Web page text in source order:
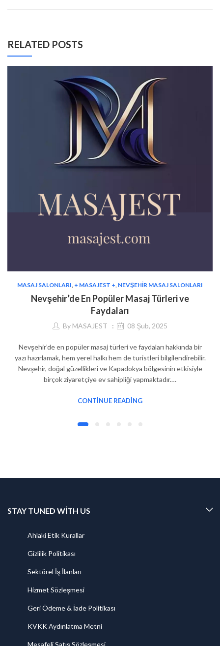
RELATED POSTS
MASAJ SALONLARI + MASAJEST + NEVŞEHIR MASAJ SALONLARI
Nevşehir’de En Popüler Masaj Türleri ve
Faydaları
By MASAJEST 08 Şub, 2025
Nevşehir’de en popüler masaj türleri ve faydaları hakkında bir
yazı hazırlamak, hem yerel halkı hem de turistleri bilgilendirebilir.
Nevşehir, doğal güzellikleri ve Kapadokya bölgesinin etkisiyle
birçok ziyaretçiye ev sahipliği yapmaktadır.…
CONTINUE READING
STAY TUNED WITH US
Ahlaki Etik Kurallar
Gizlilik Politikası
Sektörel İş İlanları
Hizmet Sözleşmesi
Geri Ödeme & İade Politikası
KVKK Aydınlatma Metni
Mesafeli Satış Sözleşmesi